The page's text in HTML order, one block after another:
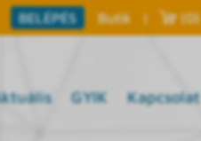
BELÉPÉS Butik | (0)
GYIK Kapcsolat